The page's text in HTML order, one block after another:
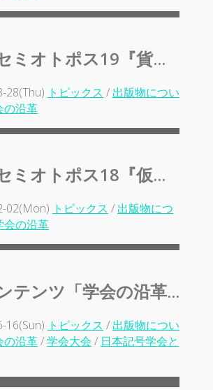
ミオトポス19『貨...
28(Thu) トピックス / 出版物につい
の沿革
ミオトポス18『仮...
02(Mon) トピックス / 出版物につ
会の沿革
テンツ「学会の沿革...
16(Sun) トピックス / 出版物につい
の沿革/学会大会 / 日本記号学会と